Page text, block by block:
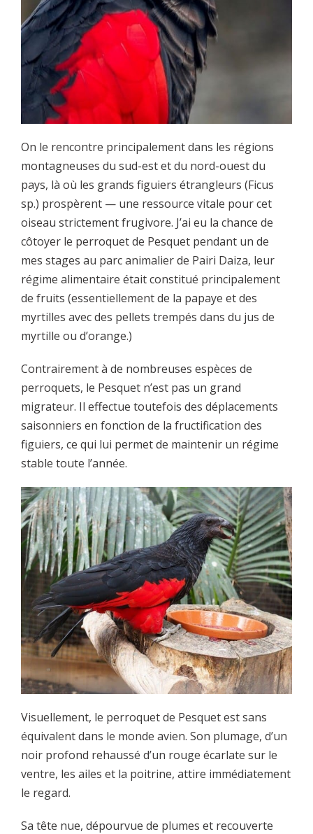
On le rencontre principalement dans les régions
montagneuses du sud-est et du nord-ouest du
pays, là où les grands figuiers étrangleurs (Ficus
sp.) prospèrent — une ressource vitale pour cet
oiseau strictement frugivore. J’ai eu la chance de
côtoyer le perroquet de Pesquet pendant un de
mes stages au parc animalier de Pairi Daiza, leur
régime alimentaire était constitué principalement
de fruits (essentiellement de la papaye et des
myrtilles avec des pellets trempés dans du jus de
myrtille ou d’orange.)
Contrairement à de nombreuses espèces de
perroquets, le Pesquet n’est pas un grand
migrateur. Il effectue toutefois des déplacements
saisonniers en fonction de la fructification des
figuiers, ce qui lui permet de maintenir un régime
stable toute l’année.
Visuellement, le perroquet de Pesquet est sans
équivalent dans le monde avien. Son plumage, d’un
noir profond rehaussé d’un rouge écarlate sur le
ventre, les ailes et la poitrine, attire immédiatement
le regard.
Sa tête nue, dépourvue de plumes et recouverte